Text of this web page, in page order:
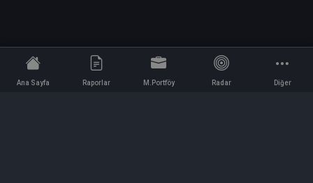
Ana Sayfa Raporlar M.Portföy Radar Diğer